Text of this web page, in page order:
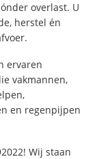
overlast. U
herstel én
ervaren
vakmannen,
en regenpijpen
Wij staan